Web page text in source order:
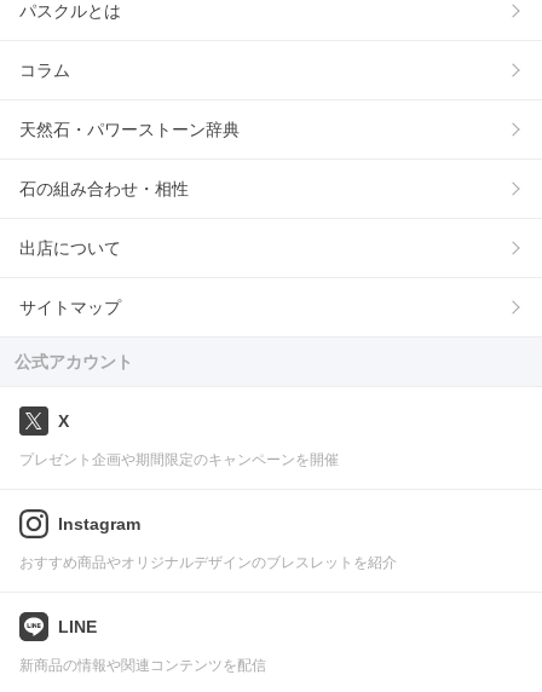
パスクルとは
コラム
天然石・パワーストーン辞典
石の組み合わせ・相性
出店について
サイトマップ
公式アカウント
X
プレゼント企画や期間限定のキャンペーンを開催
Instagram
おすすめ商品やオリジナルデザインのブレスレットを紹介
LINE
新商品の情報や関連コンテンツを配信